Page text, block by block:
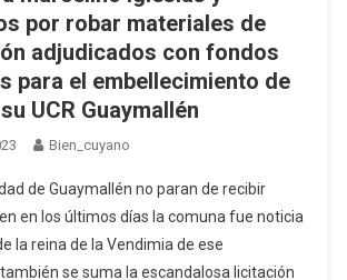
por robar materiales de
adjudicados con fondos
para el embellecimiento de
UCR Guaymallén
Bien_cuyano
de Guaymallén no paran de recibir
en los últimos días la comuna fue noticia
la reina de la Vendimia de ese
se suma la escandalosa licitación